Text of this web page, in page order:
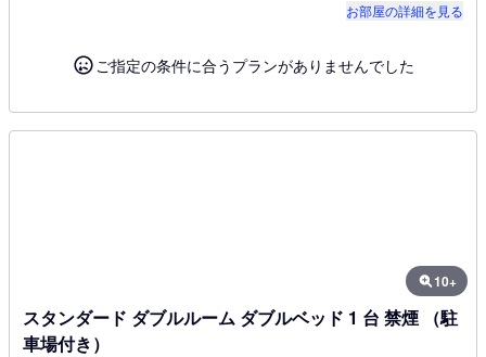
お部屋の詳細を見る
ご指定の条件に合うプランがありませんでした
10+
スタンダード ダブルルーム ダブルベッド 1 台 禁煙 （駐
車場付き）